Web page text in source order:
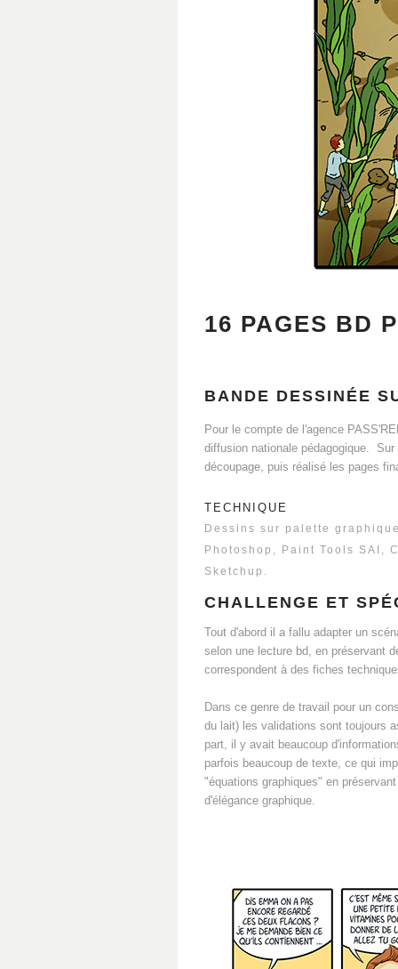
16 PAGES BD
BANDE DESSINÉE
Pour le compte de l'agence
diffusion nationale pédagogique.
découpage, puis réalisé les pages
TECHNIQUE
Dessins sur palette
Photoshop, Paint Tools SAI,
Sketchup.
CHALLENGE ET
Tout d'abord il a fallu adapter un
selon une lecture bd, en préservant
correspondent à des fiches
Dans ce genre de travail pour un
du lait) les validations sont toujours
part, il y avait beaucoup
parfois beaucoup de texte, ce qui
"équations graphiques" en
d'élégance graphique.